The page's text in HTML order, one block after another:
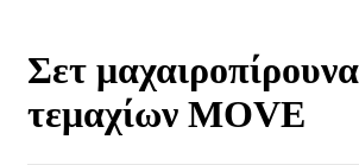
Σετ
τεμαχίων MOVE